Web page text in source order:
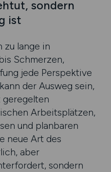
sondern
ist
zu lange in
Schmerzen,
jede Perspektive
der Ausweg sein,
geregelten
Arbeitsplätzen,
und planbaren
neue Art des
aber
sondern